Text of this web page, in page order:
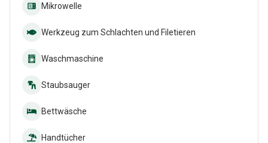
Mikrowelle
Werkzeug zum Schlachten und Filetieren
Waschmaschine
Staubsauger
Bettwäsche
Handtücher